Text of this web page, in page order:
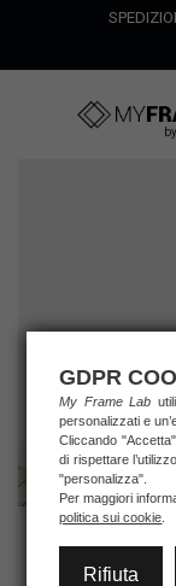
GDPR
My Frame Lab
personalizzati e
Cliccando
di rispettare
"personalizza".
Per maggiori
politica sui cookie
Rifiuta